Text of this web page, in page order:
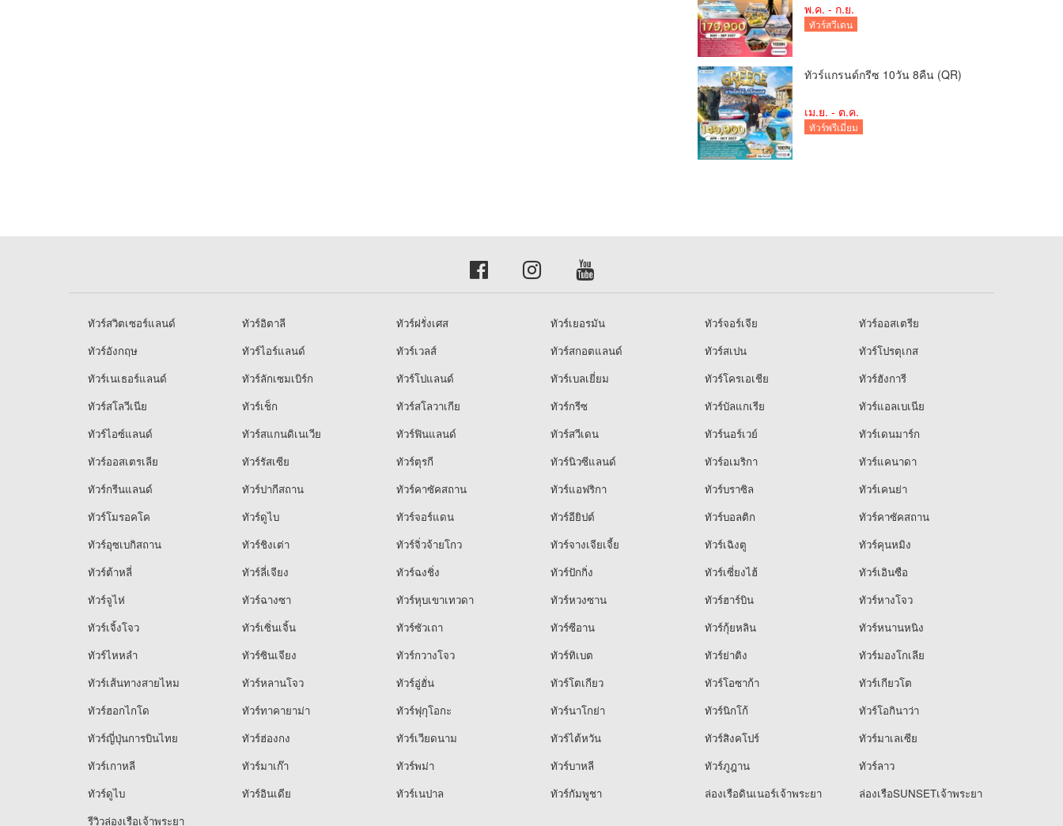
พ.ค. - ก.ย.
ทัวร์สวีเดน
ทัวร์แกรนด์กรีซ 10วัน 8คืน (QR)
เม.ย. - ต.ค.
ทัวร์พรีเมี่ยม
ทัวร์สวิตเซอร์แลนด์ ทัวร์อิตาลี ทัวร์ฝรั่งเศส ทัวร์เยอรมัน ทัวร์จอร์เจีย
ทัวร์ออสเตรีย
ทัวร์อังกฤษ
ทัวร์ไอร์แลนด์ ทัวร์เวลส์ ทัวร์สกอตแลนด์ ทัวร์สเปน
ทัวร์โปรตุเกส
ทัวร์เนเธอร์แลนด์
ทัวร์ลักเซมเบิร์ก ทัวร์โปแลนด์ ทัวร์เบลเยี่ยม ทัวร์โครเอเชีย
ทัวร์ฮังการี
ทัวร์สโลวีเนีย
ทัวร์เช็ก ทัวร์สโลวาเกีย ทัวร์กรีซ ทัวร์บัลแกเรีย
ทัวร์แอลเบเนีย
ทัวร์ไอซ์แลนด์
ทัวร์สแกนดิเนเวีย ทัวร์ฟินแลนด์ ทัวร์สวีเดน ทัวร์นอร์เวย์
ทัวร์เดนมาร์ก
ทัวร์ออสเตรเลีย
ทัวร์รัสเซีย ทัวร์ตุรกี ทัวร์นิวซีแลนด์ ทัวร์อเมริกา
ทัวร์แคนาดา
ทัวร์กรีนแลนด์
ทัวร์ปากีสถาน ทัวร์คาซัคสถาน ทัวร์แอฟริกา ทัวร์บราซิล
ทัวร์เคนย่า
ทัวร์โมรอคโค
ทัวร์ดูไบ ทัวร์จอร์แดน ทัวร์อียิปต์ ทัวร์บอลติก
ทัวร์คาซัคสถาน
ทัวร์อุซเบกิสถาน
ทัวร์ชิงเต่า ทัวร์จิ่วจ้ายโกว ทัวร์จางเจียเจี้ย ทัวร์เฉิงตู
ทัวร์คุนหมิง
ทัวร์ต้าหลี่
ทัวร์ลี่เจียง ทัวร์ฉงชิ่ง ทัวร์ปักกิ่ง ทัวร์เซี่ยงไฮ้
ทัวร์เอินซือ
ทัวร์จูไห่
ทัวร์ฉางซา ทัวร์หุบเขาเทวดา ทัวร์หวงซาน ทัวร์ฮาร์บิน
ทัวร์หางโจว
ทัวร์เจิ้งโจว
ทัวร์เซิ่นเจิ้น ทัวร์ซัวเถา ทัวร์ซีอาน ทัวร์กุ้ยหลิน
ทัวร์หนานหนิง
ทัวร์ไหหลำ
ทัวร์ซินเจียง ทัวร์กวางโจว ทัวร์ทิเบต ทัวร์ย่าติง
ทัวร์มองโกเลีย
ทัวร์เส้นทางสายไหม
ทัวร์หลานโจว ทัวร์อู่ฮั่น ทัวร์โตเกียว ทัวร์โอซาก้า
ทัวร์เกียวโต
ทัวร์ฮอกไกโด
ทัวร์ทาคายาม่า ทัวร์ฟุกุโอกะ ทัวร์นาโกย่า ทัวร์นิกโก้
ทัวร์โอกินาว่า
ทัวร์ญี่ปุ่นการบินไทย
ทัวร์ฮ่องกง ทัวร์เวียดนาม ทัวร์ไต้หวัน ทัวร์สิงคโปร์
ทัวร์มาเลเซีย
ทัวร์เกาหลี
ทัวร์มาเก๊า ทัวร์พม่า ทัวร์บาหลี ทัวร์ภูฎาน
ทัวร์ลาว
ทัวร์ดูไบ
ทัวร์อินเดีย ทัวร์เนปาล ทัวร์กัมพูชา ล่องเรือดินเนอร์เจ้าพระยา
ล่องเรือSUNSETเจ้าพระยา
รีวิวล่องเรือเจ้าพระยา